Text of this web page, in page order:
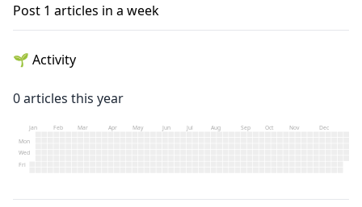
Post 1 articles in a week
🌱 Activity
0articles this year
Jan Feb Mar Apr May Jun Jul Aug Sep Oct Nov
Dec
Mon
Wed
Fri